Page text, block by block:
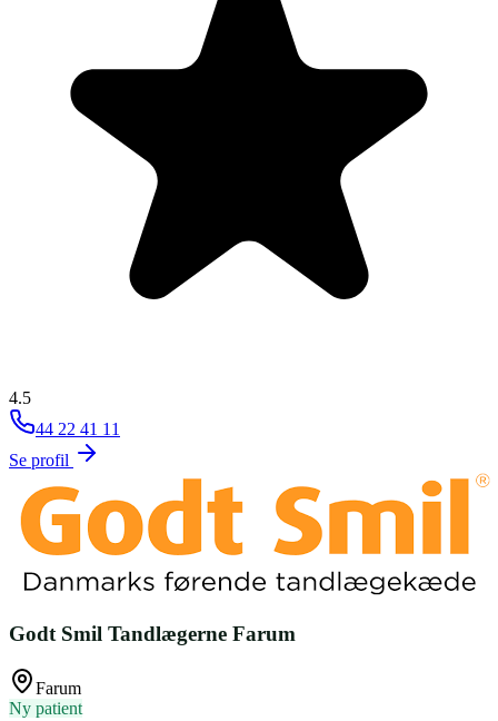
4.5
44 22 41 11
Se profil
Godt Smil Tandlægerne Farum
Farum
Ny patient